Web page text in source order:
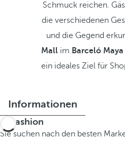
Schmuck reichen.
die verschiedenen
und die Gegend
Mallim Barceló
ein ideales Ziel für
Informationen
B-Fashion
Sie suchen nach den besten